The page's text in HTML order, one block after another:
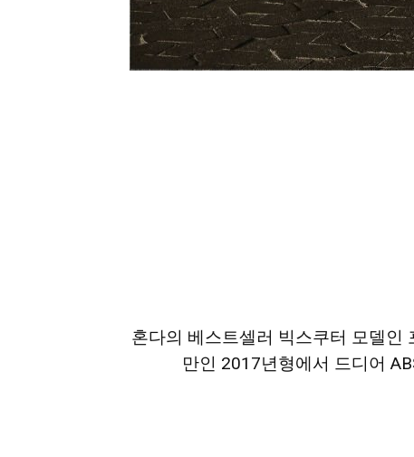
혼다의 베스트셀러 빅스쿠터 모델인
만인 2017년형에서 드디어